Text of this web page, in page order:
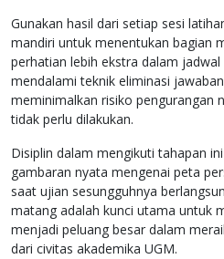
Gunakan hasil dari setiap sesi
mandiri untuk menentukan bagian
perhatian lebih ekstra dalam jadwal
mendalami teknik eliminasi
meminimalkan risiko pengurangan
tidak perlu dilakukan.
Disiplin dalam mengikuti tahapan
gambaran nyata mengenai peta
saat ujian sesungguhnya
matang adalah kunci utama untuk
menjadi peluang besar dalam
dari civitas akademika UGM.